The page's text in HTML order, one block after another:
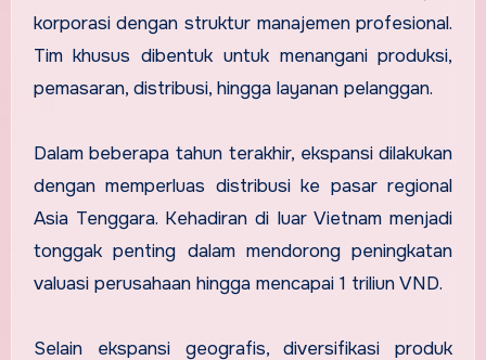
korporasi dengan struktur manajemen profesional.
Tim khusus dibentuk untuk menangani produksi,
pemasaran, distribusi, hingga layanan pelanggan.
Dalam beberapa tahun terakhir, ekspansi dilakukan
dengan memperluas distribusi ke pasar regional
Asia Tenggara. Kehadiran di luar Vietnam menjadi
tonggak penting dalam mendorong peningkatan
valuasi perusahaan hingga mencapai 1 triliun VND.
Selain ekspansi geografis, diversifikasi produk